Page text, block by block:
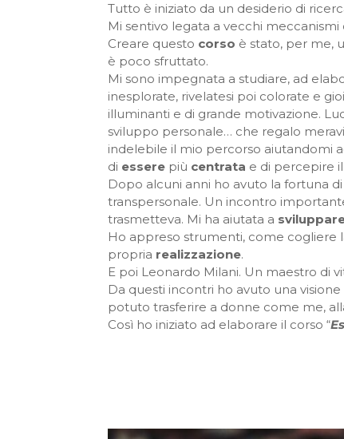
Tutto è iniziato da un desiderio di
Mi sentivo legata a vecchi
Creare questo corso è stato, per me,
è poco sfruttato.
Mi sono impegnata a studiare, ad
inesplorate, rivelatesi poi colorate e
illuminanti e di grande motivazione.
sviluppo personale… che regalo
indelebile il mio percorso aiutandomi
di esserepiù centrata e di percepire il
Dopo alcuni anni ho avuto la fortuna
transpersonale. Un incontro
trasmetteva. Mi ha aiutata a
Ho appreso strumenti, come cogliere
propria realizzazione.
E poi Leonardo Milani. Un maestro di
Da questi incontri ho avuto una
potuto trasferire a donne come me,
Così ho iniziato ad elaborare il corso “